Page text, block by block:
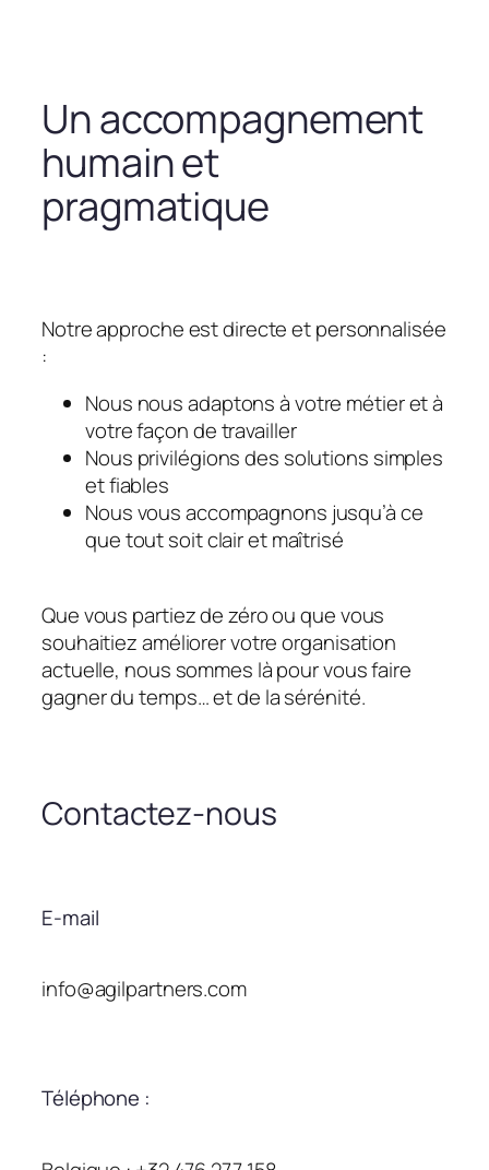
Un accompagnement
humain et
pragmatique
Notre approche est directe et personnalisée
:
Nous nous adaptons à votre métier et à
votre façon de travailler
Nous privilégions des solutions simples
et fiables
Nous vous accompagnons jusqu’à ce
que tout soit clair et maîtrisé
Que vous partiez de zéro ou que vous
souhaitiez améliorer votre organisation
actuelle, nous sommes là pour vous faire
gagner du temps… et de la sérénité.
Contactez-nous
E-mail
info@agilpartners.com
Téléphone :